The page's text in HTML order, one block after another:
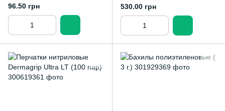
96.50 грн
Classic (50 пар)
530.00 грн